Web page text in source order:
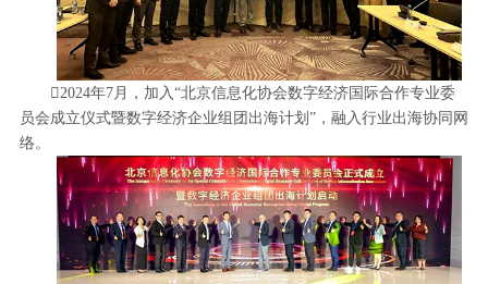
2024年7月，加入“北京信息化协会数字经济国际合作专业委
员会成立仪式暨数字经济企业组团出海计划”，融入行业出海协同网
络。